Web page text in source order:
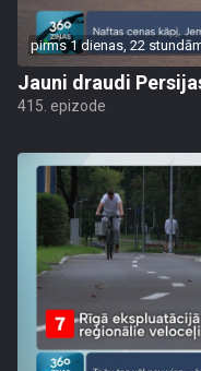
pirms 1 dienas, 22
Jauni draudi
415. epizode